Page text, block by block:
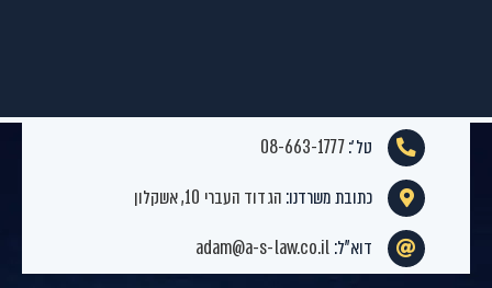
טל׳:08-663-1777
כתובת משרדנו: הגדוד העברי 10, אשקלון
דוא”ל: adam@a-s-law.co.il